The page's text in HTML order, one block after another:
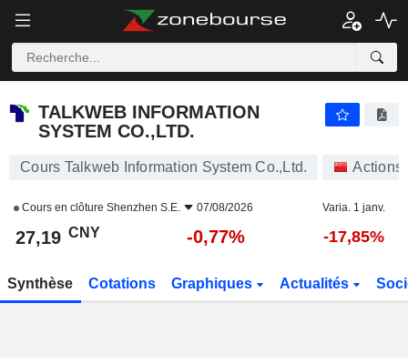
TALKWEB INFORMATION
SYSTEM CO.,LTD.
Cours Talkweb Information System Co.,Ltd. Actions
Cours en clôture Shenzhen S.E. 07/08/2026 Varia. 1 janv.
27,19 CNY -0,77% -17,85%
Synthèse Cotations Graphiques Actualités